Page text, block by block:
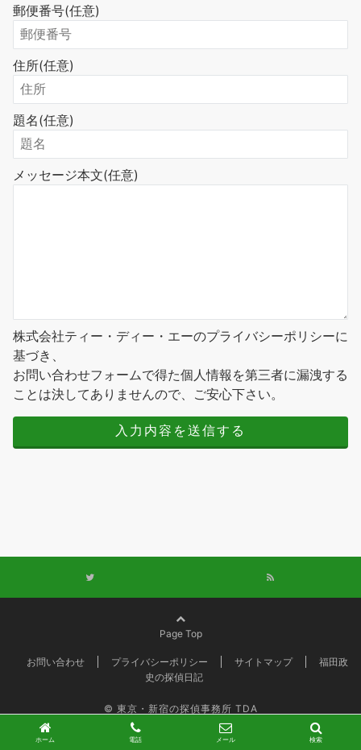
ホーム 電話 メール 検索
郵便番号(任意)
住所(任意)
題名(任意)
メッセージ本文(任意)
株式会社ティー・ディー・エーのプライバシーポリシーに
基づき、
お問い合わせフォームで得た個人情報を第三者に漏洩する
ことは決してありませんので、ご安心下さい。
Page Top
お問い合わせ プライバシーポリシー サイトマップ
福田政
史の探偵日記
© 東京・新宿の探偵事務所 TDA
Powered by
Emanon